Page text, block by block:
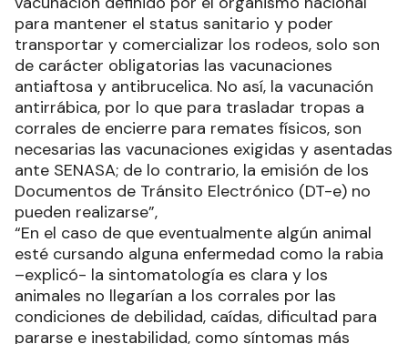
para mantener el status sanitario y poder
transportar y comercializar los rodeos, solo son
de carácter obligatorias las vacunaciones
antiaftosa y antibrucelica. No así, la vacunación
antirrábica, por lo que para trasladar tropas a
corrales de encierre para remates físicos, son
necesarias las vacunaciones exigidas y asentadas
ante SENASA; de lo contrario, la emisión de los
Documentos de Tránsito Electrónico (DT-e) no
pueden realizarse”,
“En el caso de que eventualmente algún animal
esté cursando alguna enfermedad como la rabia
–explicó- la sintomatología es clara y los
animales no llegarían a los corrales por las
condiciones de debilidad, caídas, dificultad para
pararse e inestabilidad, como síntomas más